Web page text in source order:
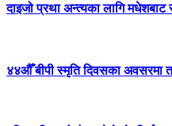
दाइजो प्रथा अन्त्यका लागि मधेशबाट
४४औँ बीपी स्मृति दिवसका अवसरमा